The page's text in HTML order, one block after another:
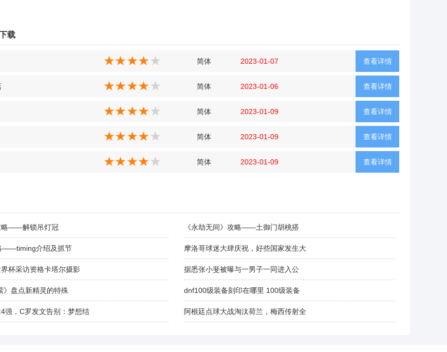
载
查看详情
简体 2023-01-07
查看详情
简体 2023-01-06
查看详情
简体 2023-01-09
查看详情
简体 2023-01-09
查看详情
简体 2023-01-09
略——解锁吊灯冠 《永劫无间》攻略——土御门胡桃搭
——timing介绍及抓节 摩洛哥球迷大肆庆祝，好些国家发生大
杯采访资格卡塔尔摄影 据悉张小斐被曝与一男子一同进入公
》盘点新精灵的特殊 dnf100级装备刻印在哪里 100级装备
强，C罗发文告别：梦想结 阿根廷点球大战淘汰荷兰，梅西传射全